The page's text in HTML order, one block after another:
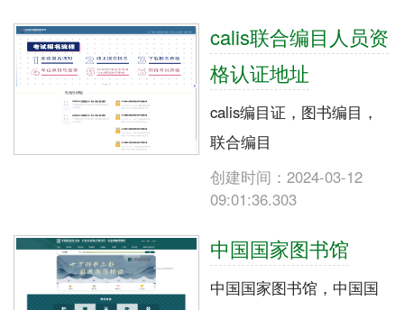
calis联合编目人员资
格认证地址
calis编目证，图书编目，
联合编目
创建时间：2024-03-12
09:01:36.303
中国国家图书馆
中国国家图书馆，中国国